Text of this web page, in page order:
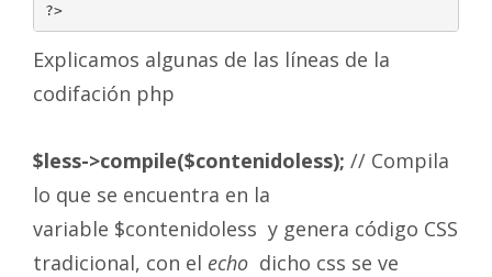
?>
Explicamos algunas de las líneas de la
codifación php
$less->compile($contenidoless); // Compila
lo que se encuentra en la
variable $contenidoless y genera código CSS
tradicional, con el echo dicho css se ve